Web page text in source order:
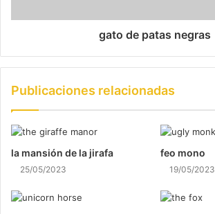
gato de patas negras
Publicaciones relacionadas
la mansión de la jirafa
25/05/2023
feo mono
19/05/2023